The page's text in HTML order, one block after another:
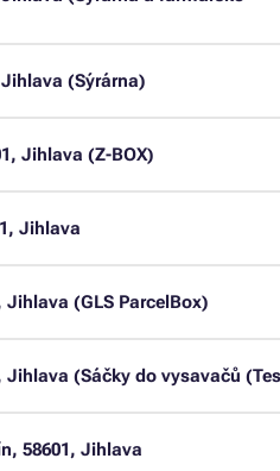
Jihlava (Sýrárna)
Jihlava (Z-BOX)
Jihlava
Jihlava (GLS ParcelBox)
Jihlava (Sáčky do vysavačů
58601, Jihlava